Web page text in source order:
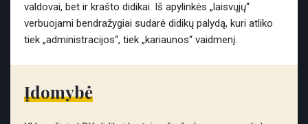
valdovai, bet ir krašto didikai. Iš apylinkės „laisvųjų“
verbuojami bendražygiai sudarė didikų palydą, kuri atliko
tiek „administracijos“, tiek „kariaunos“ vaidmenį.
Įdomybė